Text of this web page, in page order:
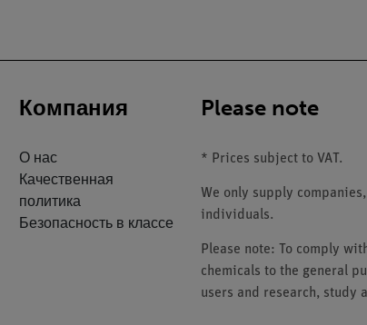
Компания
О нас
Качественная
политика
Безопасность в классе
Please note
* Prices subject to VAT.
We only supply
individuals.
Please note: To comply
chemicals to the general
users and research, study